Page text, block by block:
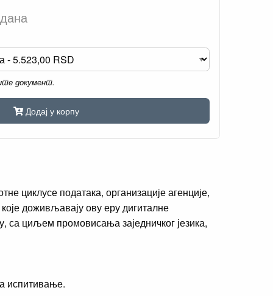
документ.
Додај у корпу
циклусе података, организације агенције,
доживљавају ову еру дигиталне
са циљем промовисања заједничког језика,
испитивање.